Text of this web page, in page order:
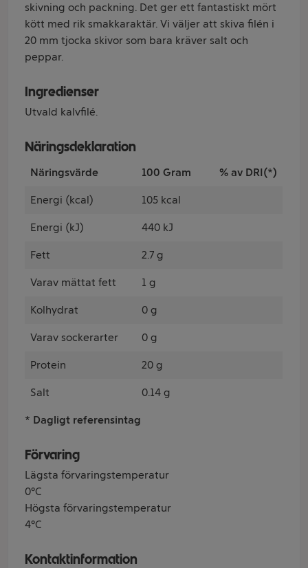
skivning och packning. Det ger ett fantastiskt mört
kött med rik smakkaraktär. Vi väljer att skiva filén i
20 mm tjocka skivor som bara kräver salt och
peppar.
Ingredienser
Utvald kalvfilé.
Näringsdeklaration
Näringsvärde 100 Gram % av DRI(*)
Energi (kcal) 105 kcal
Energi (kJ) 440 kJ
Fett 2.7 g
Varav mättat fett 1 g
Kolhydrat 0 g
Varav sockerarter 0 g
Protein 20 g
Salt 0.14 g
* Dagligt referensintag
Förvaring
Lägsta förvaringstemperatur
0°C
Högsta förvaringstemperatur
4°C
Kontaktinformation